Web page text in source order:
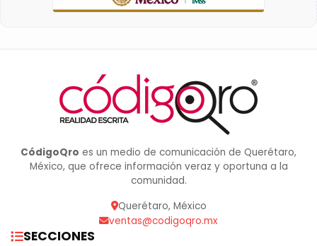
CódigoQro es un medio de comunicación de Querétaro,
México, que ofrece información veraz y oportuna a la
comunidad.
Querétaro, México
ventas@codigoqro.mx
SECCIONES